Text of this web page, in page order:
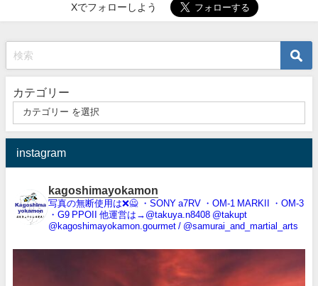
Xでフォローしよう
カテゴリー
instagram
kagoshimayokamon
写真の無断使用は❌️🙅 ・SONY a7RV ・OM-1 MARKII
・OM-3
・G9 PPOII
他運営は→@takuya.n8408 @takupt
@kagoshimayokamon.gourmet / @samurai_and_martial_arts